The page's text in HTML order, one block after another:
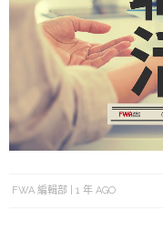
FWA 編輯部 1 年 AGO